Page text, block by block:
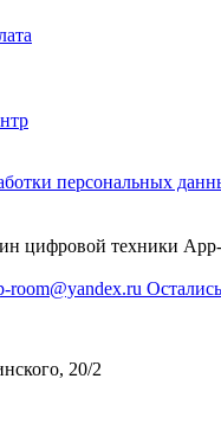
персональных
цифровой техники
room@yandex.ru
20/2